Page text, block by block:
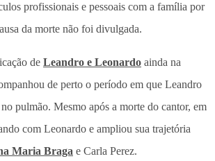
profissionais e pessoais com a família por
da morte não foi divulgada.
de Leandro e Leonardo ainda na
de perto o período em que Leandro
pulmão. Mesmo após a morte do cantor, em
com Leonardo e ampliou sua trajetória
Maria Braga e Carla Perez.